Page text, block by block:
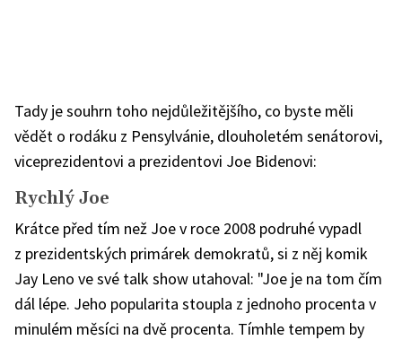
Tady je souhrn toho nejdůležitějšího, co byste měli
vědět o rodáku z Pensylvánie, dlouholetém senátorovi,
viceprezidentovi a prezidentovi Joe Bidenovi:
Rychlý Joe
Krátce před tím než Joe v roce 2008 podruhé vypadl
z prezidentských primárek demokratů, si z něj komik
Jay Leno ve své talk show utahoval: "Joe je na tom čím
dál lépe. Jeho popularita stoupla z jednoho procenta v
minulém měsíci na dvě procenta. Tímhle tempem by